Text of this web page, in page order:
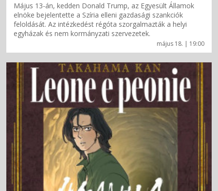
május 18. | 19:00
Május 13-án, kedden Donald Trump, az Egyesült Államok
elnöke bejelentette a Szíria elleni gazdasági szankciók
feloldását. Az intézkedést régóta szorgalmazták a helyi
egyházak és nem kormányzati szervezetek.